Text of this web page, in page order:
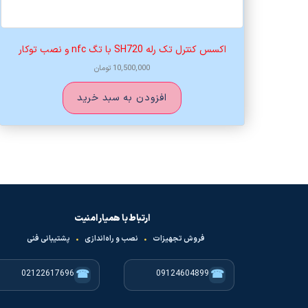
اکسس کنترل تک رله SH720 با تگ nfc و نصب توکار
10,500,000 تومان
افزودن به سبد خرید
ارتباط با همیار امنیت
فروش تجهیزات • نصب و راه‌اندازی • پشتیبانی فنی
☎
09124604899
☎
02122617696